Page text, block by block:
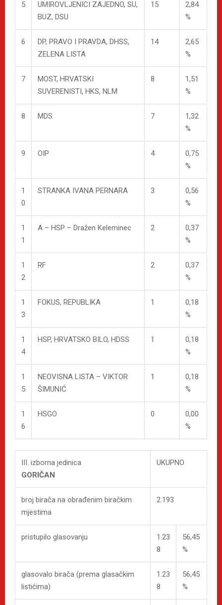
5
UMIROVLJENICI ZAJEDNO, SU,
BUZ, DSU
15
2,84
%
6
DP, PRAVO I PRAVDA, DHSS,
ZELENA LISTA
14
2,65
%
7
MOST, HRVATSKI
SUVERENISTI, HKS, NLM
8
1,51
%
8 MDS 7
1,32
%
9 OIP 4
0,75
%
1
0
STRANKA IVANA PERNARA 3
0,56
%
1
1
A – HSP – Dražen Keleminec 2
0,37
%
1
2
RF 2
0,37
%
1
3
FOKUS, REPUBLIKA 1
0,18
%
1
4
HSP, HRVATSKO BILO, HDSS 1
0,18
%
1
5
NEOVISNA LISTA – VIKTOR
ŠIMUNIĆ
1
0,18
%
1
6
HSGO 0
0,00
%
III. izborna jedinica
GORIČAN
UKUPNO
broj birača na obrađenim biračkim
mjestima
2.193
pristupilo glasovanju
1.23
8
56,45
%
glasovalo birača (prema glasačkim
listićima)
1.23
8
56,45
%